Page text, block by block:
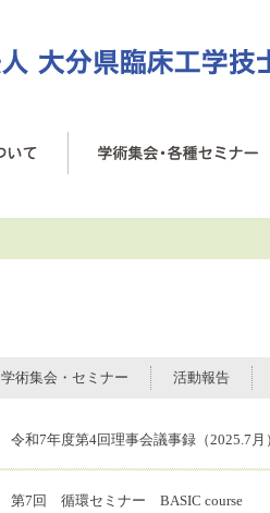
学術集会・セミナー 活動報告
令和7年度第4回理事会議事録（2025.7月
第7回 循環セミナー BASIC course